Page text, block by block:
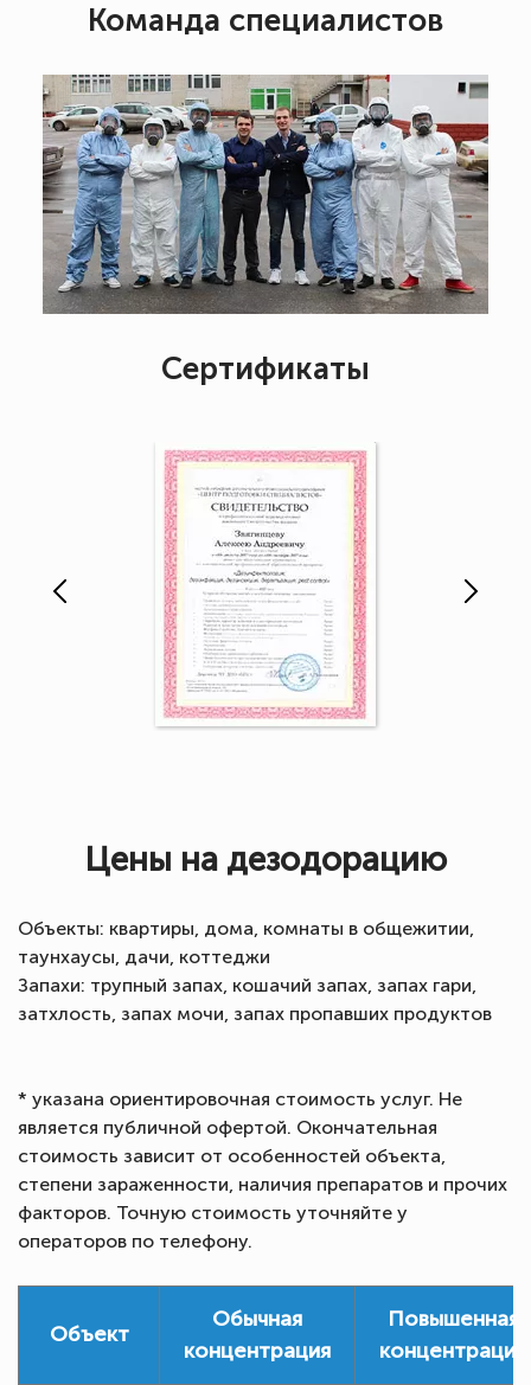
Команда специалистов
Сертификаты
Цены на дезодорацию
Объекты: квартиры, дома, комнаты в общежитии,
таунхаусы, дачи, коттеджи
Запахи: трупный запах, кошачий запах, запах гари,
затхлость, запах мочи, запах пропавших продуктов
* указана ориентировочная стоимость услуг. Не
является публичной офертой. Окончательная
стоимость зависит от особенностей объекта,
степени зараженности, наличия препаратов и прочих
факторов. Точную стоимость уточняйте у
операторов по телефону.
Объект
Обычная
концентрация
Повышенная
концентрация